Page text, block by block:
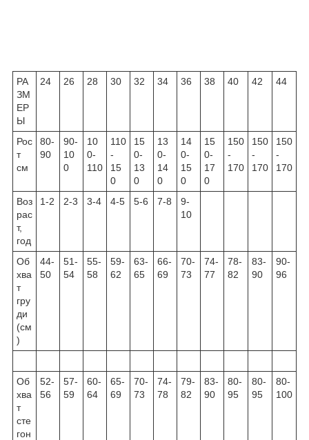
РА
ЗМ
ЕР
Ы
24 26 28 30 32 34 36 38 40 42 44
Рос
т
см
80-
90
90-
10
0
10
0-
110
110
-
15
0
15
0-
13
0
13
0-
14
0
14
0-
15
0
15
0-
17
0
150
-
170
150
-
170
150
-
170
Воз
рас
т,
год
1-2 2-3 3-4 4-5 5-6 7-8
9-
10
Об
хва
т
гру
ди
(см
)
44-
50
51-
54
55-
58
59-
62
63-
65
66-
69
70-
73
74-
77
78-
82
83-
90
90-
96
Об
хва
т
сте
гон
52-
56
57-
59
60-
64
65-
69
70-
73
74-
78
79-
82
83-
90
80-
95
80-
95
80-
100